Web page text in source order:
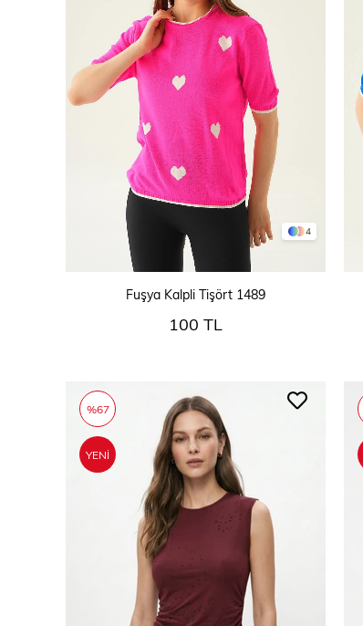
4
SEPETE EKLE
Fuşya Kalpli Tişört 1489
100 TL
%67
YENI